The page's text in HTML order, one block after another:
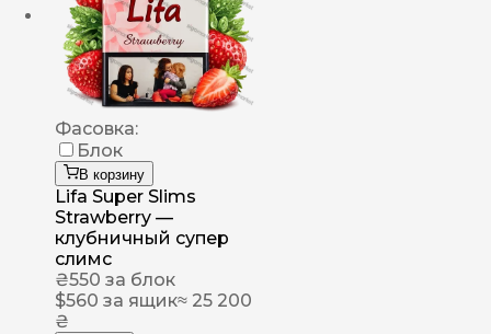
Фасовка:
Блок
В корзину
Lifa Super Slims
Strawberry —
клубничный супер
слимс
₴550 за блок
$560 за ящик≈ 25 200
₴